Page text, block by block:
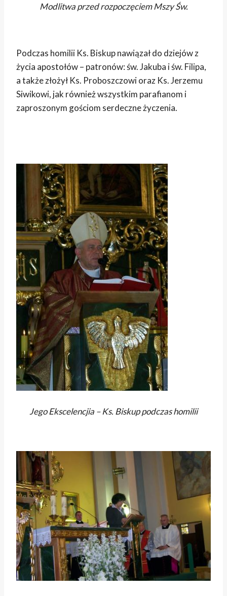
Modlitwa przed rozpoczęciem Mszy Św.
Podczas homilii Ks. Biskup nawiązał do dziejów z
życia apostołów – patronów: św. Jakuba i św. Filipa,
a także złożył Ks. Proboszczowi oraz Ks. Jerzemu
Siwikowi, jak również wszystkim parafianom i
zaproszonym gościom serdeczne życzenia.
Jego Ekscelencjia – Ks. Biskup podczas homilii